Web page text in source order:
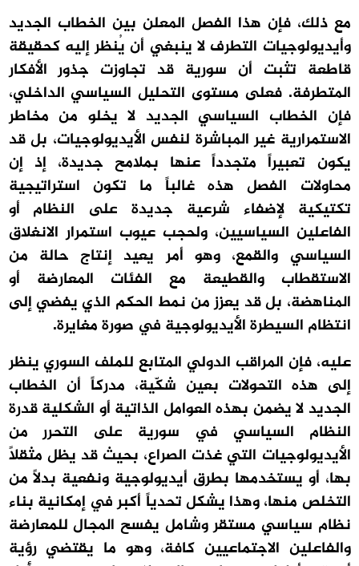
مع ذلك، فإن هذا الفصل المعلن بين الخطاب الجديد
وأيديولوجيات التطرف لا ينبغي أن يُنظر إليه كحقيقة
قاطعة تثبت أن سورية قد تجاوزت جذور الأفكار
المتطرفة. فعلى مستوى التحليل السياسي الداخلي،
فإن الخطاب السياسي الجديد لا يخلو من مخاطر
الاستمرارية غير المباشرة لنفس الأيديولوجيات، بل قد
يكون تعبيراً متجدداً عنها بملامح جديدة، إذ إن
محاولات الفصل هذه غالباً ما تكون استراتيجية
تكتيكية لإضفاء شرعية جديدة على النظام أو
الفاعلين السياسيين، ولحجب عيوب استمرار الانغلاق
السياسي والقمع، وهو أمر يعيد إنتاج حالة من
الاستقطاب والقطيعة مع الفئات المعارضة أو
المناهضة، بل قد يعزز من نمط الحكم الذي يفضي إلى
انتظام السيطرة الأيديولوجية في صورة مغايرة.
عليه، فإن المراقب الدولي المتابع للملف السوري ينظر
إلى هذه التحولات بعين شكّية، مدركاً أن الخطاب
الجديد لا يضمن بهذه العوامل الذاتية أو الشكلية قدرة
النظام السياسي في سورية على التحرر من
الأيديولوجيات التي غذت الصراع، بحيث قد يظل مثقلاً
بها، أو يستخدمها بطرق أيديولوجية ونفعية بدلاً من
التخلص منها، وهذا يشكل تحدياً أكبر في إمكانية بناء
نظام سياسي مستقر وشامل يفسح المجال للمعارضة
والفاعلين الاجتماعيين كافة، وهو ما يقتضي رؤية